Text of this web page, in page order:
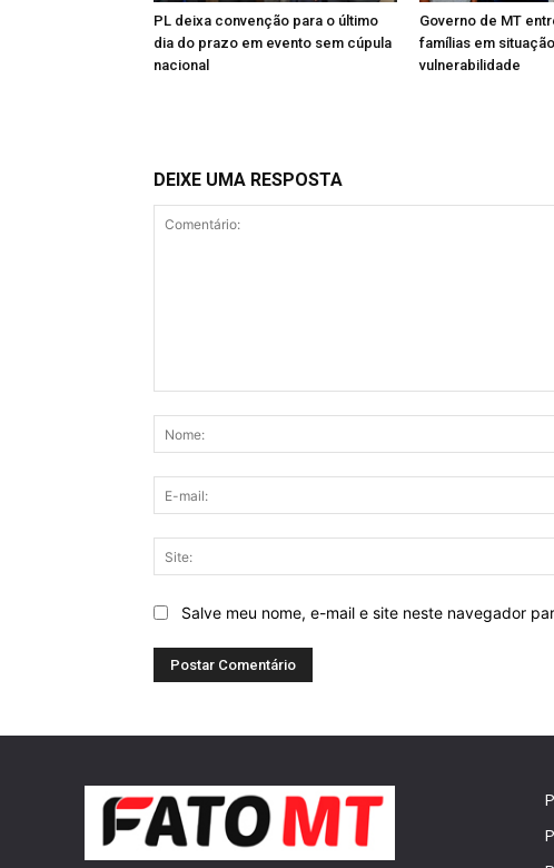
PL deixa convenção para o último
dia do prazo em evento sem cúpula
nacional
Governo de MT
famílias em
vulnerabilidade
DEIXE UMA RESPOSTA
Salve meu nome, e-mail e site neste navegador